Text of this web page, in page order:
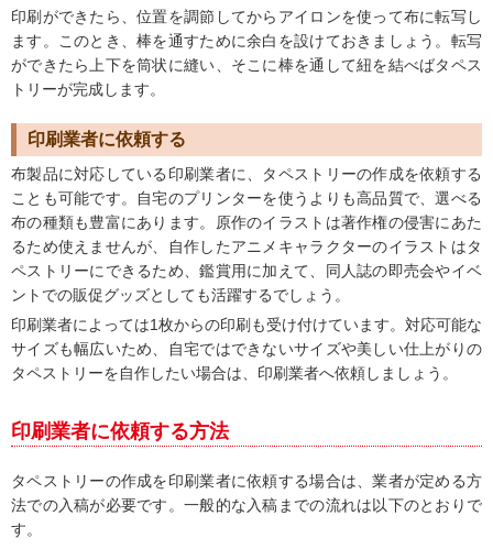
印刷ができたら、位置を調節してからアイロンを使って布に転写し
ます。このとき、棒を通すために余白を設けておきましょう。転写
ができたら上下を筒状に縫い、そこに棒を通して紐を結べばタペス
トリーが完成します。
印刷業者に依頼する
布製品に対応している印刷業者に、タペストリーの作成を依頼する
ことも可能です。自宅のプリンターを使うよりも高品質で、選べる
布の種類も豊富にあります。原作のイラストは著作権の侵害にあた
るため使えませんが、自作したアニメキャラクターのイラストはタ
ペストリーにできるため、鑑賞用に加えて、同人誌の即売会やイベ
ントでの販促グッズとしても活躍するでしょう。
印刷業者によっては1枚からの印刷も受け付けています。対応可能な
サイズも幅広いため、自宅ではできないサイズや美しい仕上がりの
タペストリーを自作したい場合は、印刷業者へ依頼しましょう。
印刷業者に依頼する方法
タペストリーの作成を印刷業者に依頼する場合は、業者が定める方
法での入稿が必要です。一般的な入稿までの流れは以下のとおりで
す。